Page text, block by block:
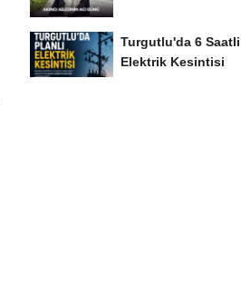
Turgutlu'da 6
Elektrik Kesintisi